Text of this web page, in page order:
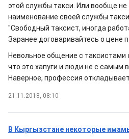
этой службы такси. Или вообще
наименование своей службы
"Свободный таксист, иногда
Заранее договаривайтесь о цене
Невольное общение с таксистами
что это хапуги и люди не с самым
Наверное, профессия
21.11.2018, 08:10
В Кыргызстане некоторые